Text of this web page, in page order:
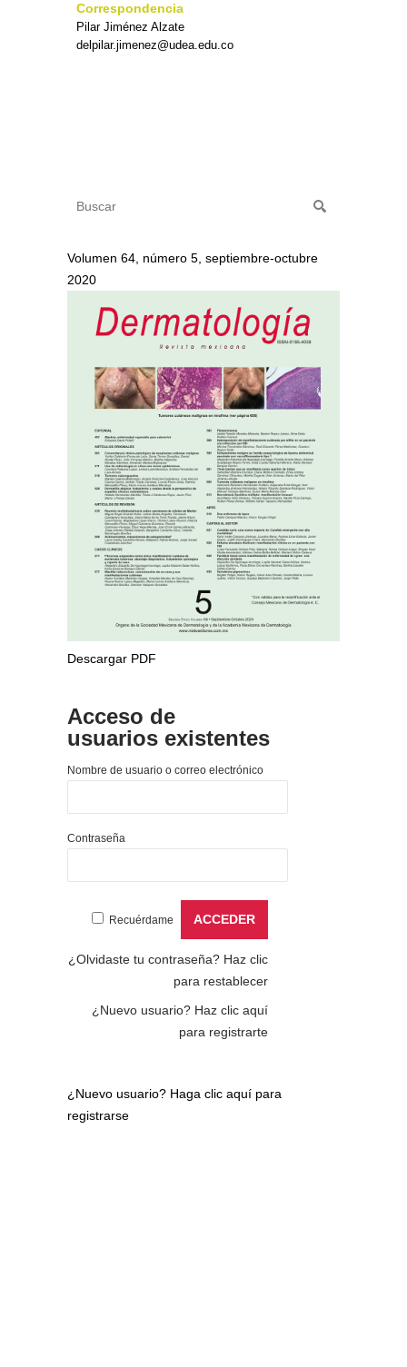
Correspondencia
Pilar Jiménez Alzate
delpilar.jimenez@udea.edu.co
Volumen 64, número 5, septiembre-octubre
2020
Descargar PDF
Acceso de
usuarios existentes
Nombre de usuario o correo electrónico
Contraseña
Recuérdame
¿Olvidaste tu contraseña? Haz clic
para restablecer
¿Nuevo usuario? Haz clic aquí
para registrarte
¿Nuevo usuario? Haga clic aquí para
registrarse